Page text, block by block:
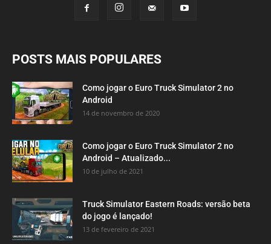
POSTS MAIS POPULARES
Como jogar o Euro Truck Simulator 2 no
Android
14 de novembro de 2020
Como jogar o Euro Truck Simulator 2 no
Android – Atualizado...
10 de julho de 2021
Truck Simulator Eastern Roads: versão beta
do jogo é lançado!
13 de fevereiro de 2021